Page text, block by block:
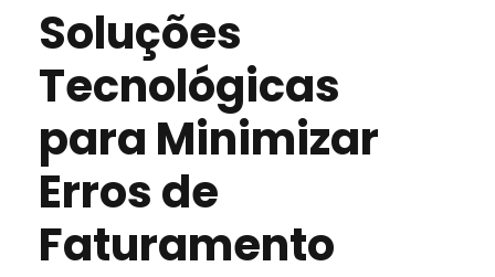
Soluções
Tecnológicas
para Minimizar
Erros de
Faturamento